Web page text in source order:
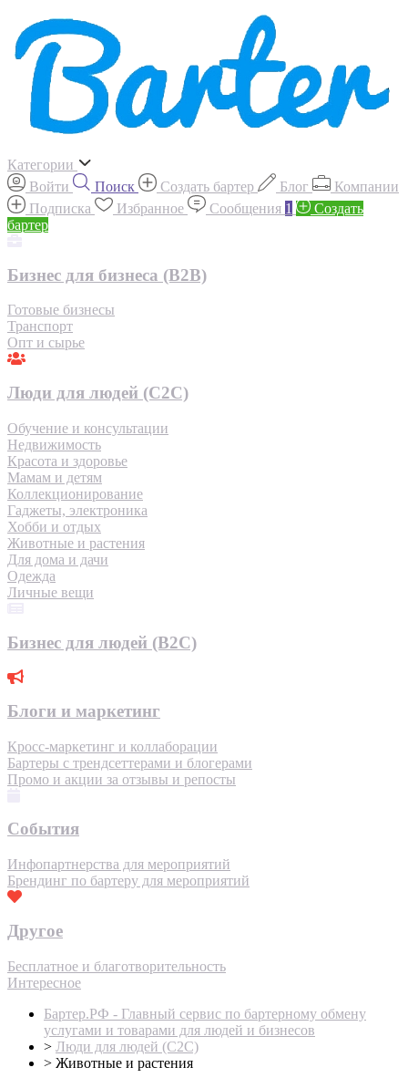
Категории
Войти
Поиск Создать бартер Блог
Компании
Подписка
Избранное Сообщения 1
Создать
бартер
Бизнес для бизнеса (B2B)
Готовые бизнесы
Транспорт
Опт и сырье
Люди для людей (С2С)
Обучение и консультации
Недвижимость
Красота и здоровье
Мамам и детям
Коллекционирование
Гаджеты, электроника
Хобби и отдых
Животные и растения
Для дома и дачи
Одежда
Личные вещи
Бизнес для людей (B2C)
Блоги и маркетинг
Кросс-маркетинг и коллаборации
Бартеры с трендсеттерами и блогерами
Промо и акции за отзывы и репосты
События
Инфопартнерства для мероприятий
Брендинг по бартеру для мероприятий
Другое
Бесплатное и благотворительность
Интересное
Бартер.РФ - Главный сервис по бартерному обмену
услугами и товарами для людей и бизнесов
> Люди для людей (С2С)
> Животные и растения